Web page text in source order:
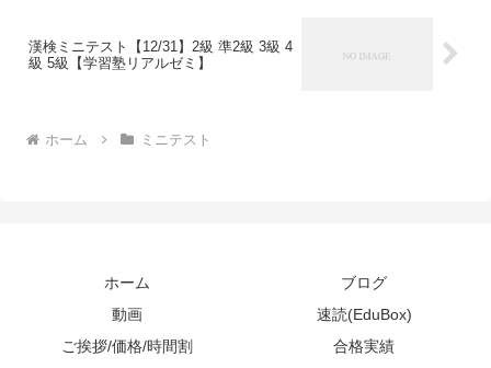
漢検ミニテスト【12/31】2級 準2級 3級 4
級 5級【学習塾リアルゼミ】
ホーム ミニテスト
ホーム
ブログ
動画
速読(EduBox)
ご挨拶/価格/時間割
合格実績